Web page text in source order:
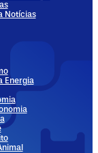
Notícias
Energia